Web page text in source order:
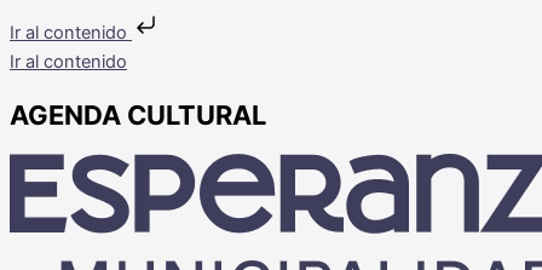
Ir al contenido
Ir al contenido
AGENDA CULTURAL